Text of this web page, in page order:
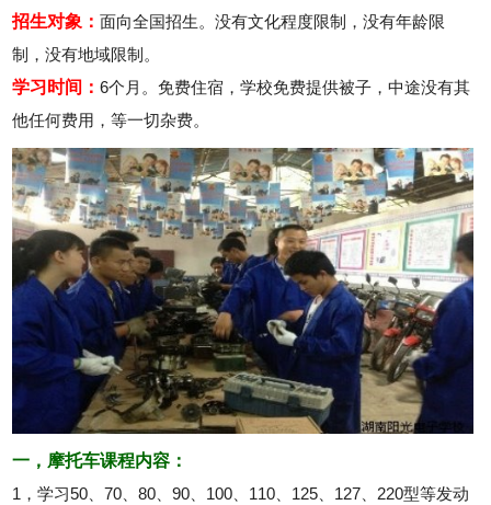
招生对象：面向全国招生。没有文化程度限制，没有年龄限
制，没有地域限制。
学习时间：6个月。免费住宿，学校免费提供被子，中途没有其
他任何费用，等一切杂费。
一，摩托车课程内容：
1，学习50、70、80、90、100、110、125、127、220型等发动